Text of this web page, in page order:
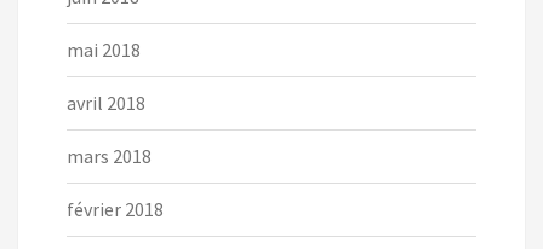
mai 2018
avril 2018
mars 2018
février 2018